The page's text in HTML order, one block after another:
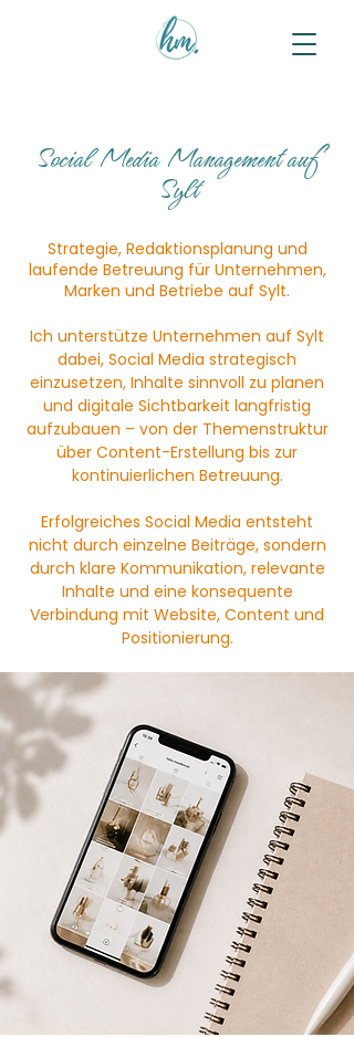
Social Media Management auf
Sylt
Strategie, Redaktionsplanung und
laufende Betreuung für Unternehmen,
Marken und Betriebe auf Sylt.
Ich unterstütze Unternehmen auf Sylt
dabei, Social Media strategisch
einzusetzen, Inhalte sinnvoll zu planen
und digitale Sichtbarkeit langfristig
aufzubauen – von der Themenstruktur
über Content-Erstellung bis zur
kontinuierlichen Betreuung.
Erfolgreiches Social Media entsteht
nicht durch einzelne Beiträge, sondern
durch klare Kommunikation, relevante
Inhalte und eine konsequente
Verbindung mit Website, Content und
Positionierung.